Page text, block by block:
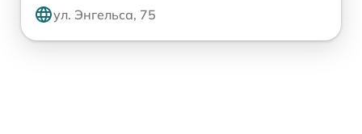
ул. Энгельса, 75